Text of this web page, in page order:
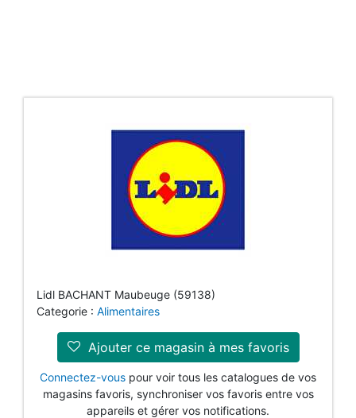
Lidl BACHANT Maubeuge (59138)
Categorie : Alimentaires
Ajouter ce magasin à mes favoris
Connectez-vous pour voir tous les catalogues de vos
magasins favoris, synchroniser vos favoris entre vos
appareils et gérer vos notifications.